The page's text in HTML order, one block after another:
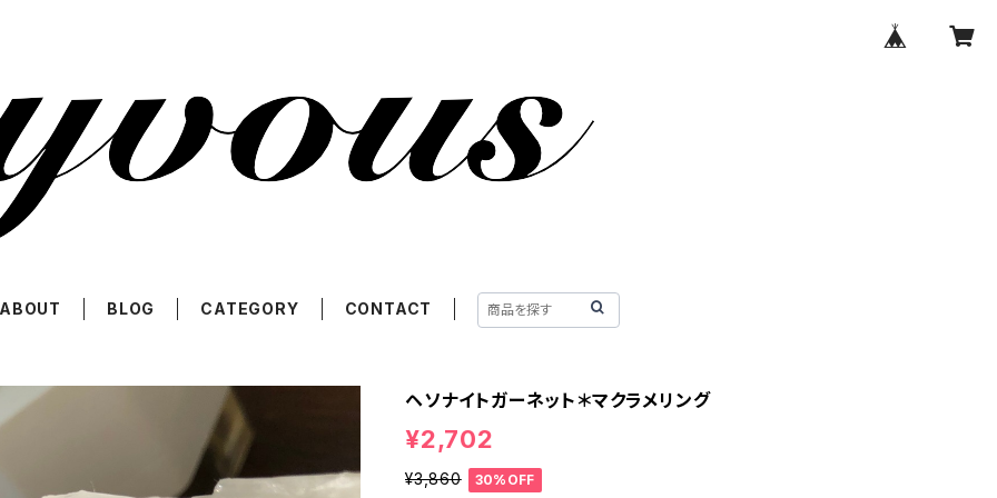
BLOG CATEGORY CONTACT
ヘソナイトガーネット＊マクラメリング
¥2,702
¥3,860 30%OFF